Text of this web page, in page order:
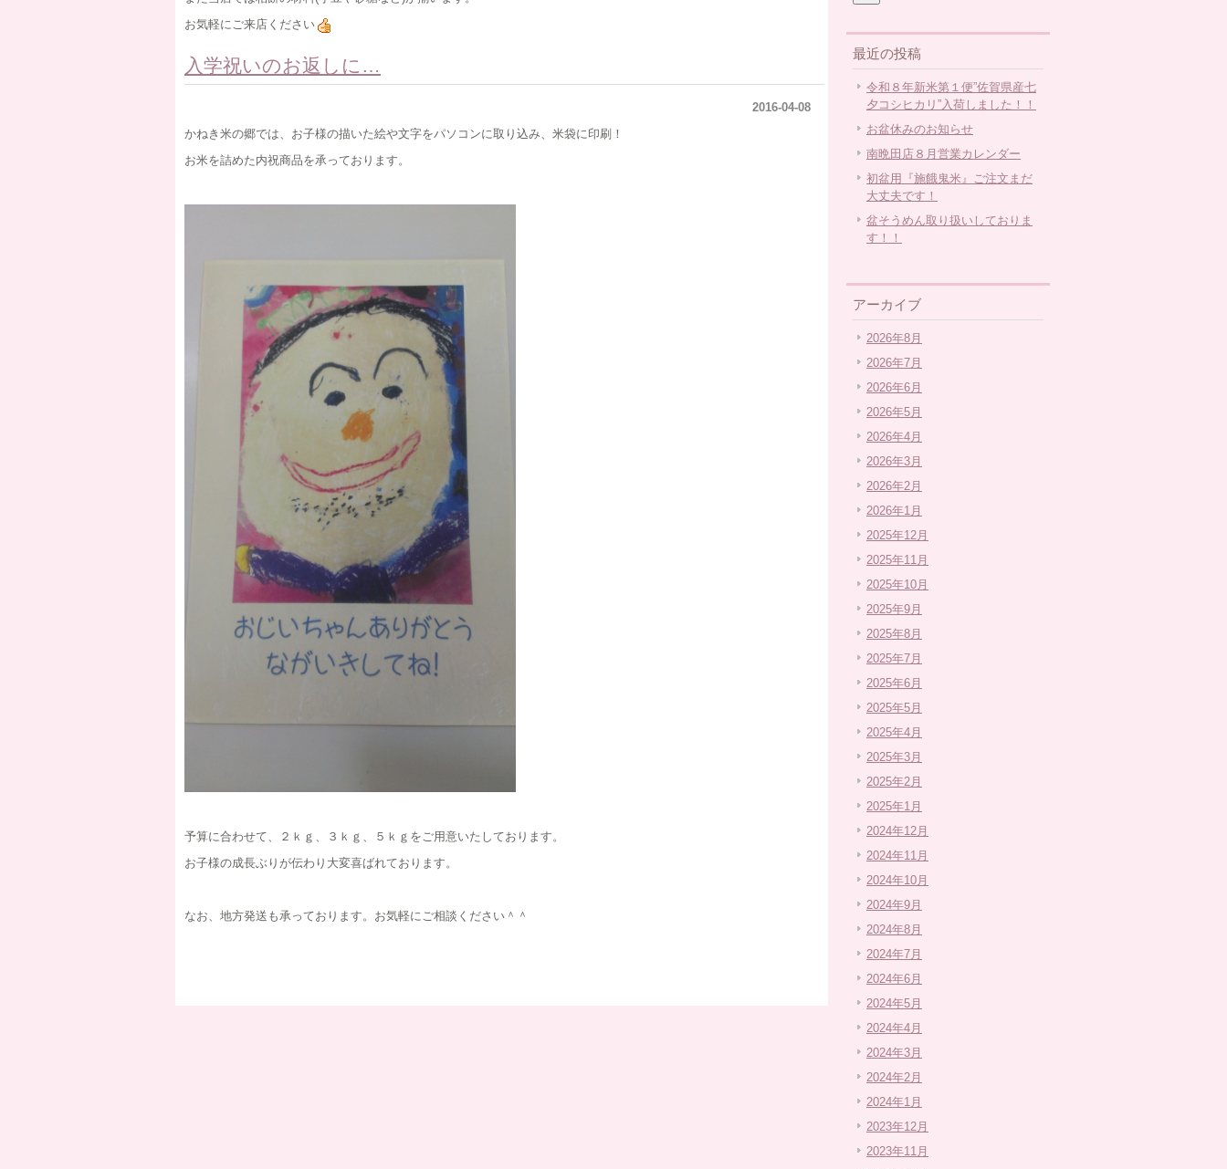
お気軽にご来店ください
入学祝いのお返しに…
2016-04-08
かねき米の郷では、お子様の描いた絵や文字をパソコンに取り込み、米袋に印刷！
お米を詰めた内祝商品を承っております。
予算に合わせて、２ｋｇ、３ｋｇ、５ｋｇをご用意いたしております。
お子様の成長ぶりが伝わり大変喜ばれております。
なお、地方発送も承っております。お気軽にご相談ください＾＾
最近の投稿
令和８年新米第１便”佐賀県産七
夕コシヒカリ”入荷しました！！
お盆休みのお知らせ
南晩田店８月営業カレンダー
初盆用『施餓鬼米』ご注文まだ
大丈夫です！
盆そうめん取り扱いしておりま
す！！
アーカイブ
2026年8月
2026年7月
2026年6月
2026年5月
2026年4月
2026年3月
2026年2月
2026年1月
2025年12月
2025年11月
2025年10月
2025年9月
2025年8月
2025年7月
2025年6月
2025年5月
2025年4月
2025年3月
2025年2月
2025年1月
2024年12月
2024年11月
2024年10月
2024年9月
2024年8月
2024年7月
2024年6月
2024年5月
2024年4月
2024年3月
2024年2月
2024年1月
2023年12月
2023年11月